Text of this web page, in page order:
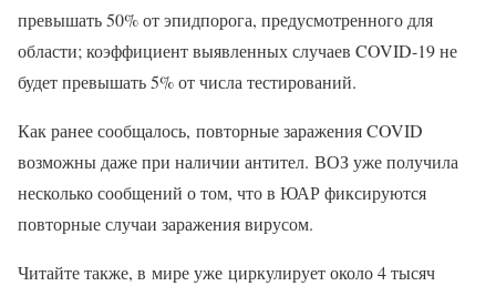
превышать 50% от эпидпорога, предусмотренного для
области; коэффициент выявленных случаев COVID-19 не
будет превышать 5% от числа тестирований.
Как ранее сообщалось, повторные заражения COVID
возможны даже при наличии антител. ВОЗ уже получила
несколько сообщений о том, что в ЮАР фиксируются
повторные случаи заражения вирусом.
Читайте также, в мире уже циркулирует около 4 тысяч